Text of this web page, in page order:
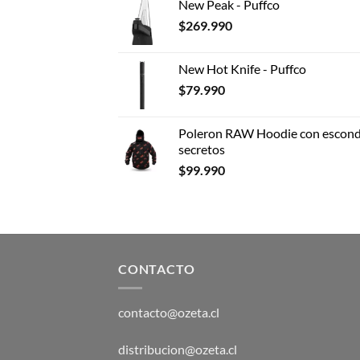
New Peak - Puffco
$269.990
New Hot Knife - Puffco
$79.990
Poleron RAW Hoodie con
secretos
$99.990
CONTACTO
contacto@ozeta.cl
distribucion@ozeta.cl